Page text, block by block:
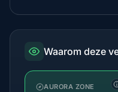
Waarom deze
AURORA ZONE